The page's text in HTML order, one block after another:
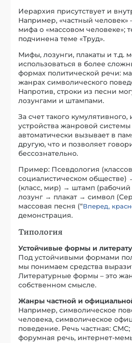
Иерархия присутствует и
Например, «частный человек»
мифа о «массовом человеке»;
подчинена теме «Труд».
Мифы, лозунги, плакаты и т.д.
использоваться в более
формах политической речи:
жанрах символического
Напротив, строки из песни
лозунгами и штампами.
За счет такого
устройства жанровой
автоматически вызывает в
другую, что и позволяет
бессознательно.
Пример: Псевдология
социалистическом
(класс, мир) → штамп
лозунг → плакат → символ
массовая песня (“Вперед,
демонстрация.
Типология
Устойчивые формы и
Под устойчивыми формами
мы понимаем средства
Литературные формы – это
собственном смысле.
Жанры частной и
Например, символическое
человека, символическое
поведение. Речь частная:
форумная речь, интернет-